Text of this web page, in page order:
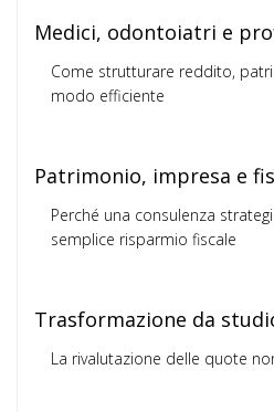
Medici, odontoiatri e
Come strutturare reddito,
modo efficiente
Patrimonio, impresa e
Perché una consulenza
semplice risparmio fiscale
Trasformazione da
La rivalutazione delle quote